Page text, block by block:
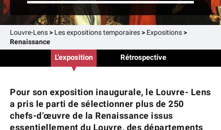
Louvre-Lens> Les expositions temporaires> Expositions>
Renaissance
L'exposition Rétrospective
Pour son exposition inaugurale, le Louvre- Lens
a pris le parti de sélectionner plus de 250
chefs-d’œuvre de la Renaissance issus
essentiellement du Louvre, des départements